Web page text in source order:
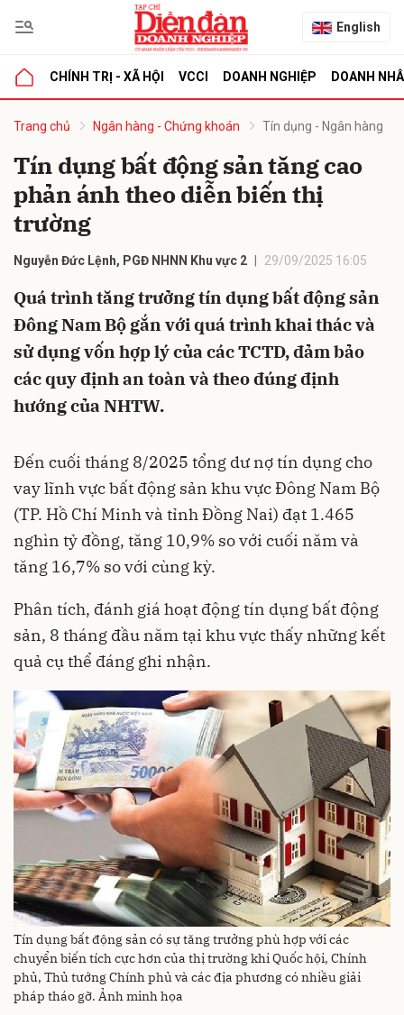
English
CHÍNH TRỊ - XÃ HỘI VCCI DOANH NGHIỆP DOANH
Trang chủ Ngân hàng - Chứng khoán Tín dụng - Ngân hàng
Tín dụng bất động sản tăng cao
phản ánh theo diễn biến thị
trường
Nguyễn Đức Lệnh, PGĐ NHNN Khu vực 2 29/09/2025 16:05
Quá trình tăng trưởng tín dụng bất động sản
Đông Nam Bộ gắn với quá trình khai thác và
sử dụng vốn hợp lý của các TCTD, đảm bảo
các quy định an toàn và theo đúng định
hướng của NHTW.
Đến cuối tháng 8/2025 tổng dư nợ tín dụng cho
vay lĩnh vực bất động sản khu vực Đông Nam Bộ
(TP. Hồ Chí Minh và tỉnh Đồng Nai) đạt 1.465
nghìn tỷ đồng, tăng 10,9% so với cuối năm và
tăng 16,7% so với cùng kỳ.
Phân tích, đánh giá hoạt động tín dụng bất động
sản, 8 tháng đầu năm tại khu vực thấy những kết
quả cụ thể đáng ghi nhận.
Tín dụng bất động sản có sự tăng trưởng phù hợp với các
chuyển biến tích cực hơn của thị trường khi Quốc hội, Chính
phủ, Thủ tướng Chính phủ và các địa phương có nhiều giải
pháp tháo gỡ. Ảnh minh họa
luận
Hủy